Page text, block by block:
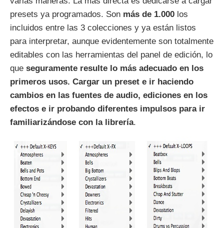
presets ya programados. Son más de 1.000 los
incluidos entre las 3 colecciones y ya están listos
para interpretar, aunque evidentemente son totalmente
editables con las herramientas del panel de edición, lo
que seguramente resulte lo más adecuado en los
primeros usos. Cargar un preset e ir haciendo
cambios en las fuentes de audio, ediciones en los
efectos e ir probando diferentes impulsos para ir
familiarizándose con la librería.